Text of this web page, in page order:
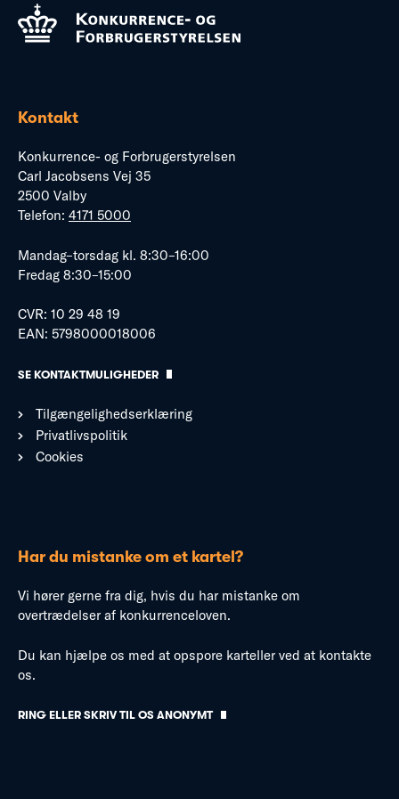
Kontakt
Konkurrence- og Forbrugerstyrelsen
Carl Jacobsens Vej 35
2500 Valby
Telefon: 4171 5000
Mandag–torsdag kl. 8:30–16:00
Fredag 8:30–15:00
CVR: 10 29 48 19
EAN: 5798000018006
SE KONTAKTMULIGHEDER
Tilgængelighedserklæring
Privatlivspolitik
Cookies
Har du mistanke om et kartel?
Vi hører gerne fra dig, hvis du har mistanke om
overtrædelser af konkurrenceloven.
Du kan hjælpe os med at opspore karteller ved at kontakte
os.
RING ELLER SKRIV TIL OS ANONYMT